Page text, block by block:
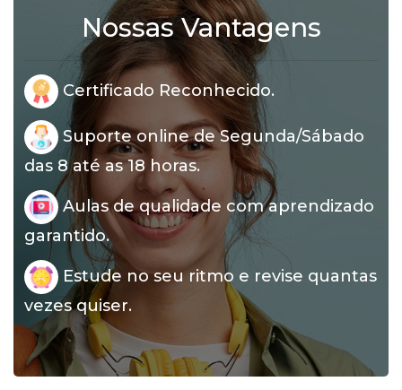
Nossas Vantagens
Certificado Reconhecido.
Suporte online de Segunda/Sábado
das 8 até as 18 horas.
Aulas de qualidade com aprendizado
garantido.
Estude no seu ritmo e revise quantas
vezes quiser.